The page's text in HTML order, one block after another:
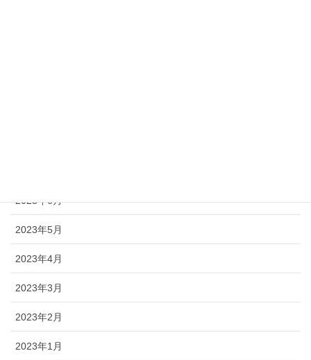
2023年6月
2023年5月
2023年4月
2023年3月
2023年2月
2023年1月